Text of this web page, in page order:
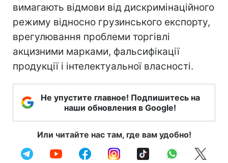
вимагають відмови від дискримінаційного
режиму відносно грузинського експорту,
врегулювання проблеми торгівлі
акцизними марками, фальсифікації
продукції і інтелектуальної власності.
Не упустите главное! Подпишитесь на
наши обновления в Google!
Или читайте нас там, где вам удобно!